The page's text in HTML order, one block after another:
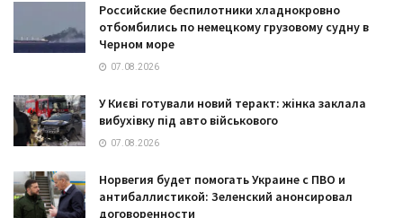
Российские беспилотники хладнокровно
отбомбились по немецкому грузовому судну в
Черном море
07.08.2026
У Києві готували новий теракт: жінка заклала
вибухівку під авто військового
07.08.2026
Норвегия будет помогать Украине с ПВО и
антибаллистикой: Зеленский анонсировал
договоренности